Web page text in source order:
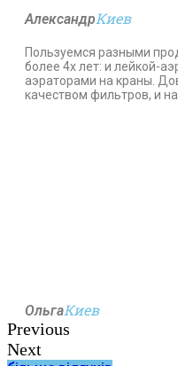
АлександрКиев
Пользуемся разными
более 4х лет: и лейкой-
аэраторами на краны.
качеством фильтров, и
ОльгаКиев
Previous
Next